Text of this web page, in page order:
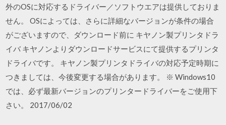
外のOSに対応するドライバー／ソフトウエアは提供しておりま
せん。 OSによっては、さらに詳細なバージョンが条件の場合
がございますので、ダウンロード前に キヤノン製プリンタドラ
イバ キヤノンよりダウンロードサービスにて提供するプリンタ
ドライバです。 キヤノン製プリンタドライバの対応予定時期に
つきましては、今後変更する場合があります。 ※ Windows10
では、必ず最新バージョンのプリンタードライバーをご使用下
さい。 2017/06/02